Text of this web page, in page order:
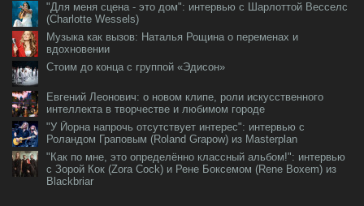
"Для меня сцена - это дом": интервью с Шарлоттой Весселс
(Charlotte Wessels)
Музыка как вызов: Наталья Рощина о переменах и
вдохновении
Стоим до конца с группой «Эдисон»
Евгений Леонович: о новом клипе, роли искусственного
интеллекта в творчестве и любимом городе
"У Йорна напрочь отсутствует интерес": интервью с
Роландом Граповым (Roland Grapow) из Masterplan
"Как по мне, это определённо классный альбом!": интервью
с Зорой Кок (Zora Cock) и Рене Боксемом (Rene Boxem) из
Blackbriar